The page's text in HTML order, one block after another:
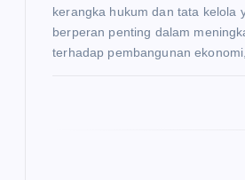
kerangka hukum dan tata kelola
berperan penting dalam
terhadap pembangunan